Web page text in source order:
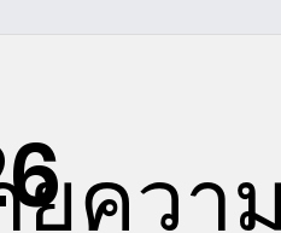
ยควา